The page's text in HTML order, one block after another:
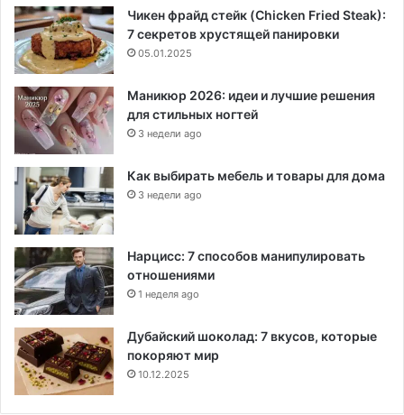
Чикен фрайд стейк (Chicken Fried Steak):
7 секретов хрустящей панировки
05.01.2025
Маникюр 2026: идеи и лучшие решения
для стильных ногтей
3 недели ago
Как выбирать мебель и товары для дома
3 недели ago
Нарцисс: 7 способов манипулировать
отношениями
1 неделя ago
Дубайский шоколад: 7 вкусов, которые
покоряют мир
10.12.2025